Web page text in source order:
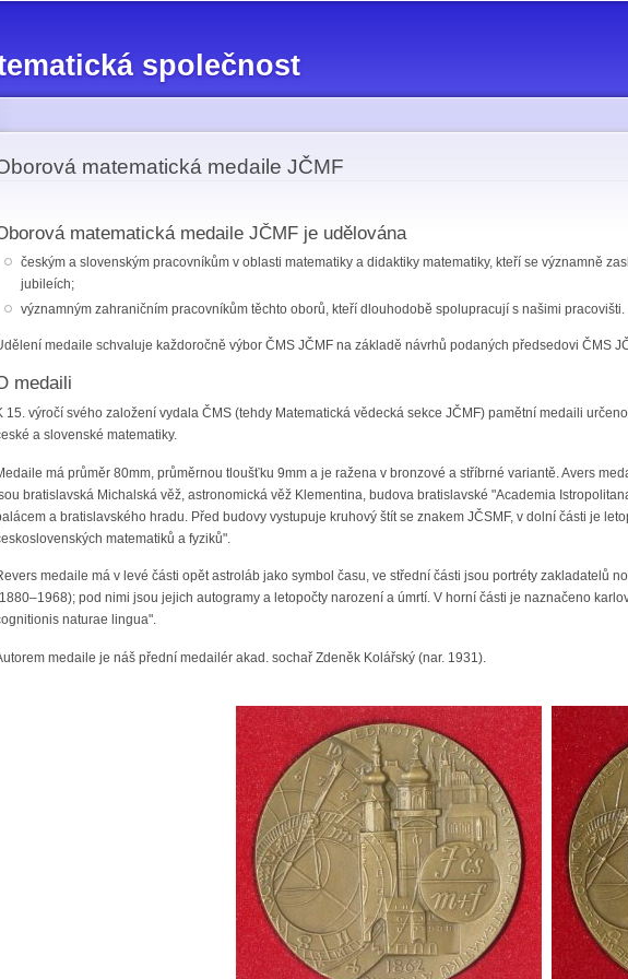
společnost
matematická medaile JČMF
matematická medaile JČMF je udělována
českým a slovenským pracovníkům v oblasti matematiky a didaktiky matematiky, kteří se významně
jubileích;
významným zahraničním pracovníkům těchto oborů, kteří dlouhodobě spolupracují s našimi pracovišti.
medaile schvaluje každoročně výbor ČMS JČMF na základě návrhů podaných předsedovi ČMS
medaili
15. výročí svého založení vydala ČMS (tehdy Matematická vědecká sekce JČMF) pamětní medaili
a slovenské matematiky.
má průměr 80mm, průměrnou tloušťku 9mm a je ražena v bronzové a stříbrné variantě. Avers
bratislavská Michalská věž, astronomická věž Klementina, budova bratislavské "Academia
a bratislavského hradu. Před budovy vystupuje kruhový štít se znakem JČSMF, v dolní části je
matematiků a fyziků".
medaile má v levé části opět astroláb jako symbol času, ve střední části jsou portréty zakladatelů
pod nimi jsou jejich autogramy a letopočty narození a úmrtí. V horní části je naznačeno
naturae lingua".
medaile je náš přední medailér akad. sochař Zdeněk Kolářský (nar. 1931).